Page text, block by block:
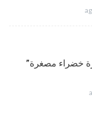
خضراء مصغرة”